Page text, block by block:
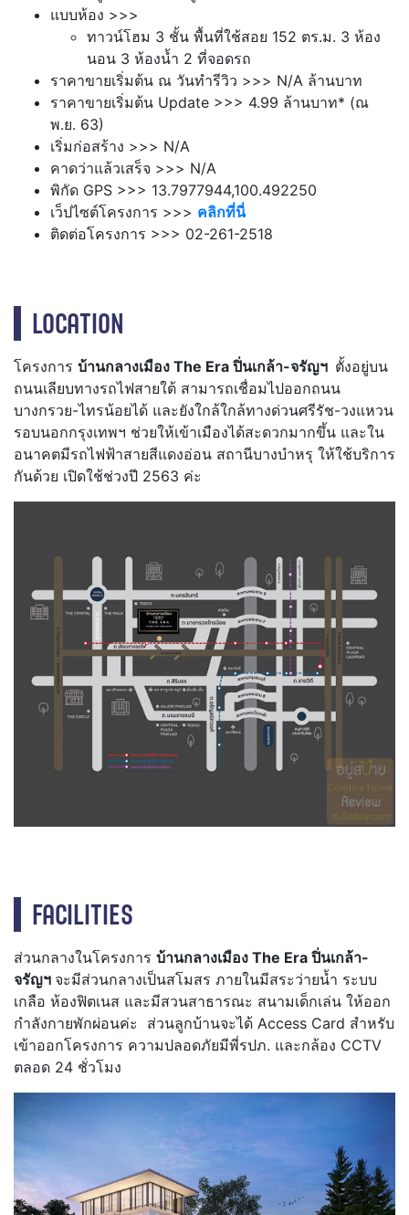
แบบห้อง >>>
ทาวน์โฮม 3 ชั้น พื้นที่ใช้สอย 152 ตร.ม. 3 ห้อง
นอน 3 ห้องน้ำ 2 ที่จอดรถ
ราคาขายเริ่มต้น ณ วันทำรีวิว >>> N/A ล้านบาท
ราคาขายเริ่มต้น Update >>> 4.99 ล้านบาท* (ณ
พ.ย. 63)
เริ่มก่อสร้าง >>> N/A
คาดว่าแล้วเสร็จ >>> N/A
พิกัด GPS >>> 13.7977944,100.492250
เว็ปไซต์โครงการ >>> คลิกที่นี่
ติดต่อโครงการ >>> 02-261-2518
LOCATION
โครงการ บ้านกลางเมือง The Era ปิ่นเกล้า-จรัญฯ ตั้งอยู่บน
ถนนเลียบทางรถไฟสายใต้ สามารถเชื่อมไปออกถนน
บางกรวย-ไทรน้อยได้ และยังใกล้ใกล้ทางด่วนศรีรัช-วงแหวน
รอบนอกกรุงเทพฯ ช่วยให้เข้าเมืองได้สะดวกมากขึ้น และใน
อนาคตมีรถไฟฟ้าสายสีแดงอ่อน สถานีบางบำหรุ ให้ใช้บริการ
กันด้วย เปิดใช้ช่วงปี 2563 ค่ะ
FACILITIES
ส่วนกลางในโครงการ บ้านกลางเมือง The Era ปิ่นเกล้า-
จรัญฯ จะมีส่วนกลางเป็นสโมสร ภายในมีสระว่ายน้ำ ระบบ
เกลือ ห้องฟิตเนส และมีสวนสาธารณะ สนามเด็กเล่น ให้ออก
กำลังกายพักผ่อนค่ะ ส่วนลูกบ้านจะได้ Access Card สำหรับ
เข้าออกโครงการ ความปลอดภัยมีพี่รปภ. และกล้อง CCTV
ตลอด 24 ชั่วโมง